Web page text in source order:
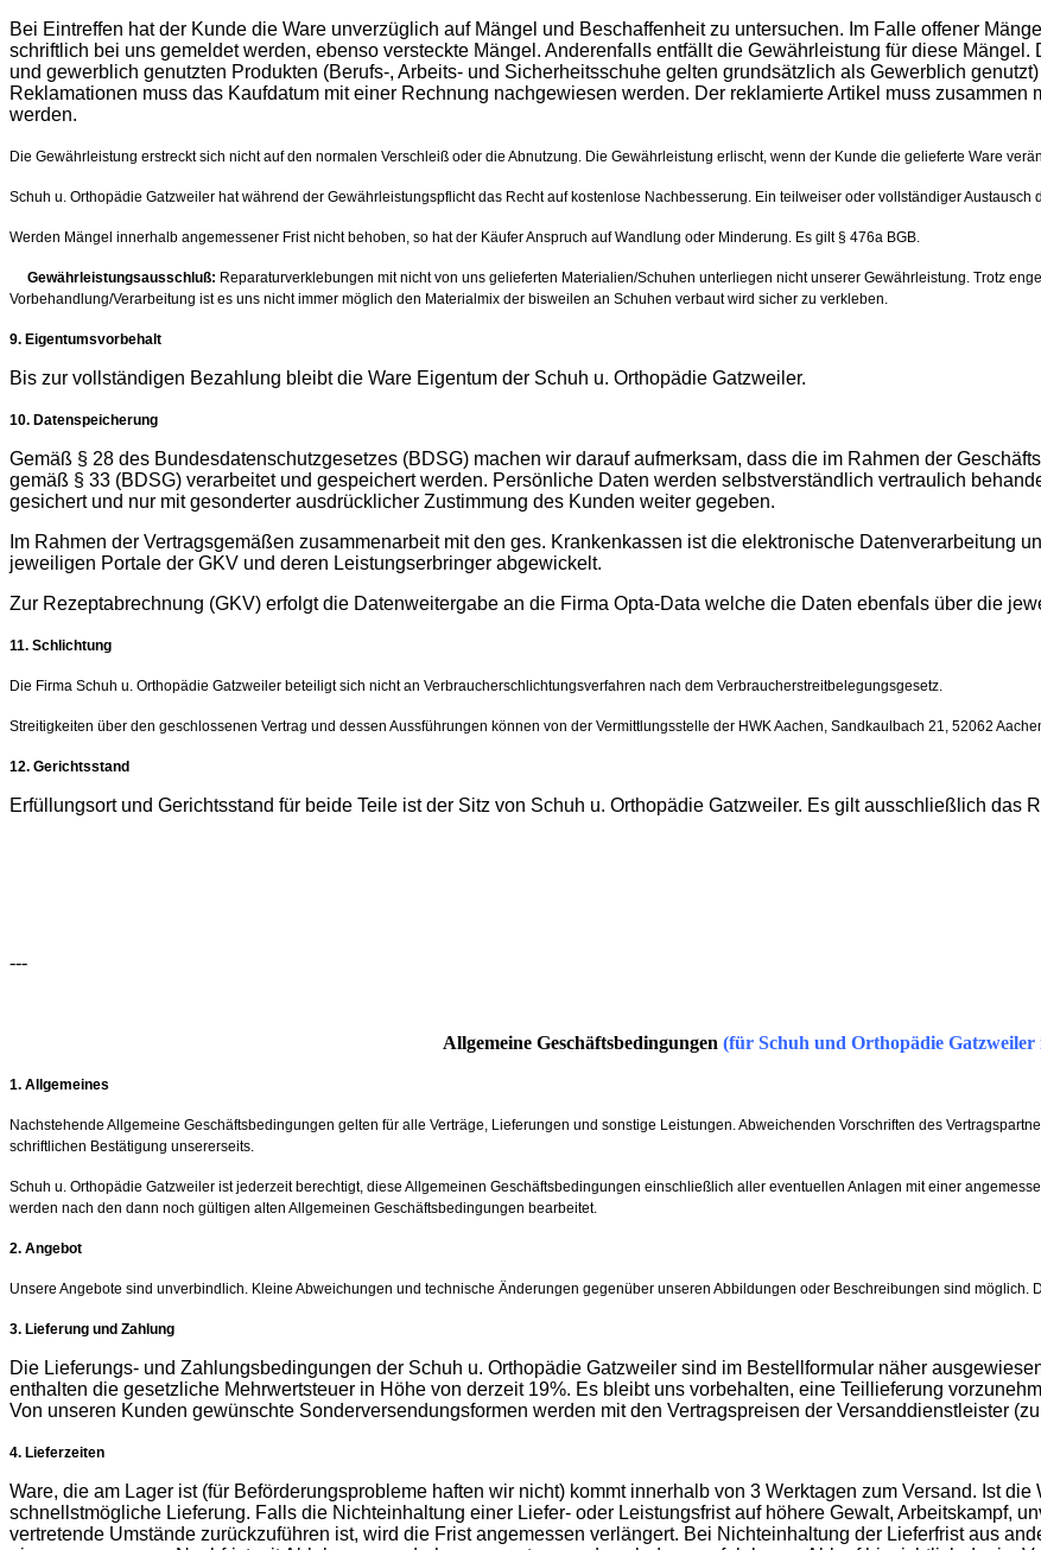
Bei Eintreffen hat der Kunde die Ware unverzüglich auf Mängel und Beschaffenheit zu untersuchen. Im Falle offener
schriftlich bei uns gemeldet werden, ebenso versteckte Mängel. Anderenfalls entfällt die Gewährleistung für diese
und gewerblich genutzten Produkten (Berufs-, Arbeits- und Sicherheitsschuhe gelten grundsätzlich als Gewerblich
Reklamationen muss das Kaufdatum mit einer Rechnung nachgewiesen werden. Der reklamierte Artikel muss
werden.
Die Gewährleistung erstreckt sich nicht auf den normalen Verschleiß oder die Abnutzung. Die Gewährleistung erlischt, wenn der Kunde die gelieferte Ware
Schuh u. Orthopädie Gatzweiler hat während der Gewährleistungspflicht das Recht auf kostenlose Nachbesserung. Ein teilweiser oder vollständiger Austausch
Werden Mängel innerhalb angemessener Frist nicht behoben, so hat der Käufer Anspruch auf Wandlung oder Minderung. Es gilt § 476a BGB.
Gewährleistungsausschluß: Reparaturverklebungen mit nicht von uns gelieferten Materialien/Schuhen unterliegen nicht unserer Gewährleistung. Trotz
Vorbehandlung/Verarbeitung ist es uns nicht immer möglich den Materialmix der bisweilen an Schuhen verbaut wird sicher zu verkleben.
9. Eigentumsvorbehalt
Bis zur vollständigen Bezahlung bleibt die Ware Eigentum der Schuh u. Orthopädie Gatzweiler.
10. Datenspeicherung
Gemäß § 28 des Bundesdatenschutzgesetzes (BDSG) machen wir darauf aufmerksam, dass die im Rahmen der
gemäß § 33 (BDSG) verarbeitet und gespeichert werden. Persönliche Daten werden selbstverständlich vertraulich
gesichert und nur mit gesonderter ausdrücklicher Zustimmung des Kunden weiter gegeben.
Im Rahmen der Vertragsgemäßen zusammenarbeit mit den ges. Krankenkassen ist die elektronische Datenverarbeitung
jeweiligen Portale der GKV und deren Leistungserbringer abgewickelt.
Zur Rezeptabrechnung (GKV) erfolgt die Datenweitergabe an die Firma Opta-Data welche die Daten ebenfals über die
11. Schlichtung
Die Firma Schuh u. Orthopädie Gatzweiler beteiligt sich nicht an Verbraucherschlichtungsverfahren nach dem Verbraucherstreitbelegungsgesetz.
Streitigkeiten über den geschlossenen Vertrag und dessen Aussführungen können von der Vermittlungsstelle der HWK Aachen, Sandkaulbach 21, 52062
12. Gerichtsstand
Erfüllungsort und Gerichtsstand für beide Teile ist der Sitz von Schuh u. Orthopädie Gatzweiler. Es gilt ausschließlich das
---
Allgemeine Geschäftsbedingungen (für Schuh und Orthopädie Gatzweiler
1. Allgemeines
Nachstehende Allgemeine Geschäftsbedingungen gelten für alle Verträge, Lieferungen und sonstige Leistungen. Abweichenden Vorschriften des
schriftlichen Bestätigung unsererseits.
Schuh u. Orthopädie Gatzweiler ist jederzeit berechtigt, diese Allgemeinen Geschäftsbedingungen einschließlich aller eventuellen Anlagen mit einer
werden nach den dann noch gültigen alten Allgemeinen Geschäftsbedingungen bearbeitet.
2. Angebot
Unsere Angebote sind unverbindlich. Kleine Abweichungen und technische Änderungen gegenüber unseren Abbildungen oder Beschreibungen sind
3. Lieferung und Zahlung
Die Lieferungs- und Zahlungsbedingungen der Schuh u. Orthopädie Gatzweiler sind im Bestellformular näher
enthalten die gesetzliche Mehrwertsteuer in Höhe von derzeit 19%. Es bleibt uns vorbehalten, eine Teillieferung
Von unseren Kunden gewünschte Sonderversendungsformen werden mit den Vertragspreisen der Versanddienstleister
4. Lieferzeiten
Ware, die am Lager ist (für Beförderungsprobleme haften wir nicht) kommt innerhalb von 3 Werktagen zum Versand. Ist
schnellstmögliche Lieferung. Falls die Nichteinhaltung einer Liefer- oder Leistungsfrist auf höhere Gewalt, Arbeitskampf,
vertretende Umstände zurückzuführen ist, wird die Frist angemessen verlängert. Bei Nichteinhaltung der Lieferfrist aus